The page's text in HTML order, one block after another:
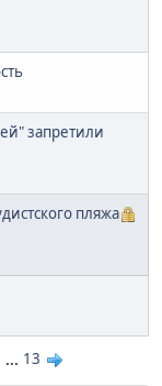
запретили
пляжа
... 13